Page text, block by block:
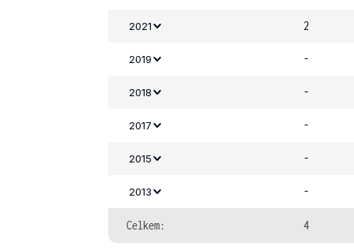
2021 2
2019 -
2018 -
2017 -
2015 -
2013 -
Celkem: 4